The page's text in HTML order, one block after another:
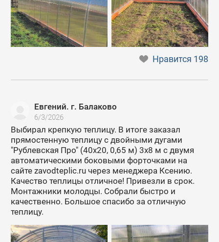
Нравится 198
Евгений. г. Балаково
6/3/2026
Выбирал крепкую теплицу. В итоге заказал
прямостенную теплицу с двойными дугами
"Рублевская Про" (40х20, 0,65 м) 3х8 м с двумя
автоматическими боковыми форточками на
сайте zavodteplic.ru через менеджера Ксению.
Качество теплицы отличное! Привезли в срок.
Монтажники молодцы. Собрали быстро и
качественно. Большое спасибо за отличную
теплицу.